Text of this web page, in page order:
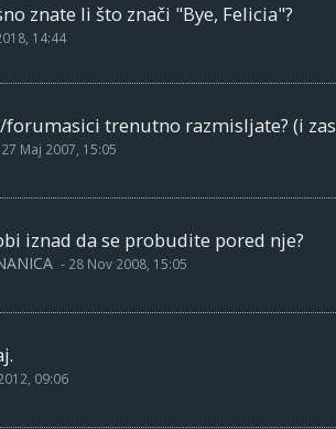
znate li što znači "Bye, Felicia"?
14:44
trenutno razmisljate? (i
27 Maj 2007, 15:05
iznad da se probudite pored nje?
- 28 Nov 2008, 15:05
09:06